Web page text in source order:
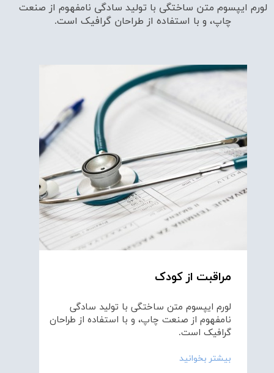
لورم ایپسوم متن ساختگی با تولید سادگی
نامفهوم از صنعت چاپ، و با استفاده از طراحان
گرافیک است.
بیشتر بخوانید
مراقبت از کودک
لورم ایپسوم متن ساختگی با تولید سادگی نامفهوم از صنعت
چاپ، و با استفاده از طراحان گرافیک است.